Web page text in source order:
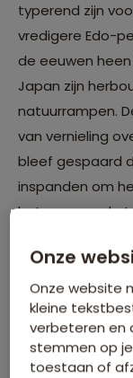
typerend zijn
vredigere Edo-
de eeuwen
Japan zijn
natuurrampen.
van vernieling
bleef gespaard
inspanden om
het een van de
herinneringen
ondergang en
Onze
Onze website
kleine
verbeteren en
stemmen op
toestaan of